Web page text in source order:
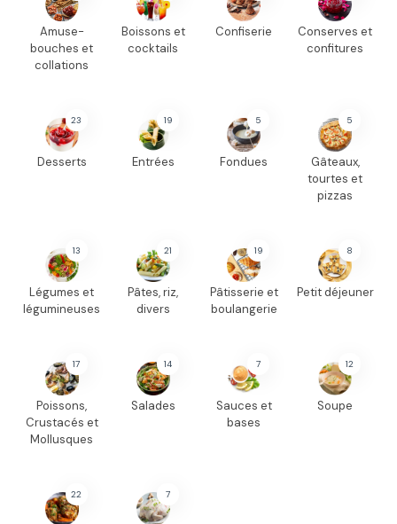
Amuse-
bouches et
collations
Boissons et
cocktails
Confiserie
Conserves et
confitures
23
Desserts
19
Entrées
5
Fondues
5
Gâteaux,
tourtes et
pizzas
13
Légumes et
légumineuses
21
Pâtes, riz,
divers
19
Pâtisserie et
boulangerie
8
Petit déjeuner
17
Poissons,
Crustacés et
Mollusques
14
Salades
7
Sauces et
bases
12
Soupe
22 7